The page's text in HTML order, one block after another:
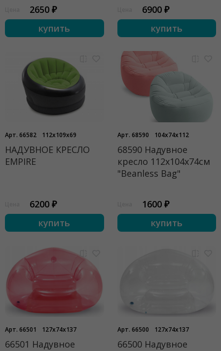
2650 ₽
купить
6900 ₽
купить
Арт. 66582 112x109x69
НАДУВНОЕ КРЕСЛО
EMPIRE
6200 ₽
купить
Арт. 68590 104x74x112
68590 Надувное
кресло 112х104х74см
"Beanless Bag"
1600 ₽
купить
Арт. 66501 127x74x137
66501 Надувное
Арт. 66500 127x74x137
66500 Надувное